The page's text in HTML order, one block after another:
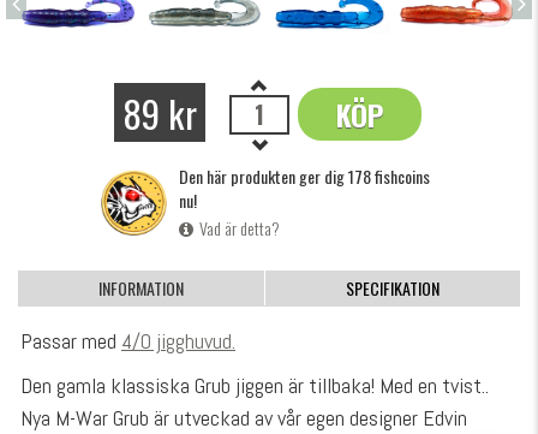
89 kr KÖP
OK
Den här produkten ger dig 178 fishcoins
nu!
Vad är detta?
INFORMATION SPECIFIKATION
Passar med 4/0 jigghuvud.
Den gamla klassiska Grub jiggen är tillbaka! Med en tvist..
Nya M-War Grub är utveckad av vår egen designer Edvin